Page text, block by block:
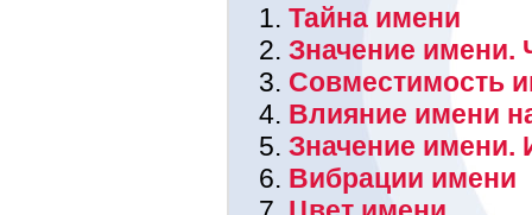
Тайна имени
Значение имени.
Совместимость
Влияние имени
Значение имени.
Вибрации имени